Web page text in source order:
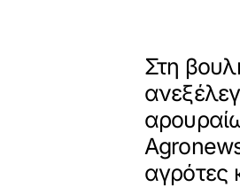
Στη
αγρότες